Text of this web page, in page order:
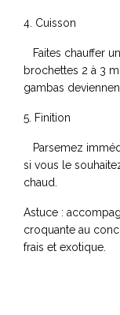
4. Cuisson
Faites chauffer
brochettes 2 à 3
gambas
5. Finition
Parsemez
si vous le
chaud.
Astuce :
croquante au
frais et exotique.